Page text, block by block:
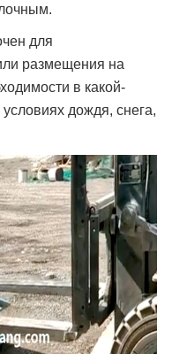
для
размещения на
в какой-
дождя, снега,